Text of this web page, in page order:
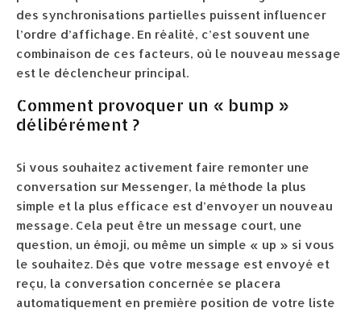
des synchronisations partielles puissent influencer
l’ordre d’affichage. En réalité, c’est souvent une
combinaison de ces facteurs, où le nouveau message
est le déclencheur principal.
Comment provoquer un « bump »
délibérément ?
Si vous souhaitez activement faire remonter une
conversation sur Messenger, la méthode la plus
simple et la plus efficace est d’envoyer un nouveau
message. Cela peut être un message court, une
question, un émoji, ou même un simple « up » si vous
le souhaitez. Dès que votre message est envoyé et
reçu, la conversation concernée se placera
automatiquement en première position de votre liste